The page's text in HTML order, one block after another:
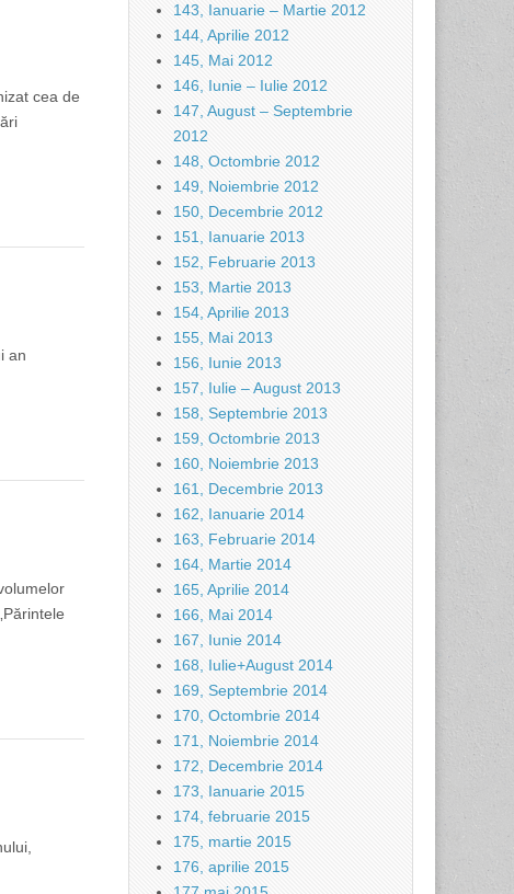
cea de
an
143, Ianuarie – Martie 2012
144, Aprilie 2012
145, Mai 2012
146, Iunie – Iulie 2012
147, August – Septembrie
2012
148, Octombrie 2012
149, Noiembrie 2012
150, Decembrie 2012
151, Ianuarie 2013
152, Februarie 2013
153, Martie 2013
154, Aprilie 2013
155, Mai 2013
156, Iunie 2013
157, Iulie – August 2013
158, Septembrie 2013
159, Octombrie 2013
160, Noiembrie 2013
161, Decembrie 2013
162, Ianuarie 2014
163, Februarie 2014
164, Martie 2014
165, Aprilie 2014
166, Mai 2014
167, Iunie 2014
168, Iulie+August 2014
169, Septembrie 2014
170, Octombrie 2014
171, Noiembrie 2014
172, Decembrie 2014
173, Ianuarie 2015
174, februarie 2015
175, martie 2015
176, aprilie 2015